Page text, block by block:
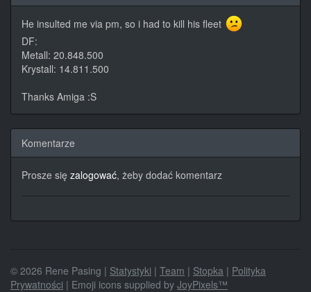
He insulted me via pm, so i had to kill his fleet
DF:
Metall: 20.848.500
Krystall: 14.811.500
Thanks Amiga :S
Komentarze
Prosze się zalogować, żeby dodać komentarz
© 2026 Rene Pasing | Statystyki | Team | Stopka | Polityka
Prywatności | Emoji icons supplied by JoyPixels™